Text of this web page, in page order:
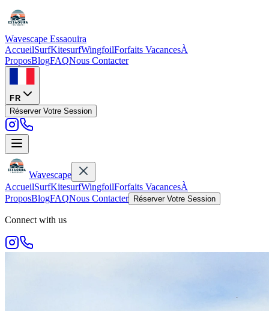
Wavescape Essaouira
AccueilSurfKitesurfWingfoilForfaits VacancesÀ
ProposBlogFAQNous Contacter
FR
Réserver Votre Session
Wavescape
AccueilSurfKitesurfWingfoilForfaits VacancesÀ
ProposBlogFAQNous Contacter Réserver Votre Session
Connect with us